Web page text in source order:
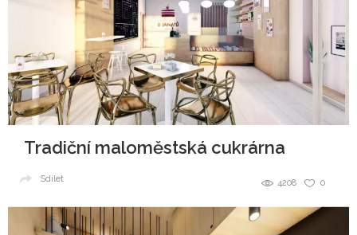
Tradiční maloměstská cukrárna
0
4208
Sdílet